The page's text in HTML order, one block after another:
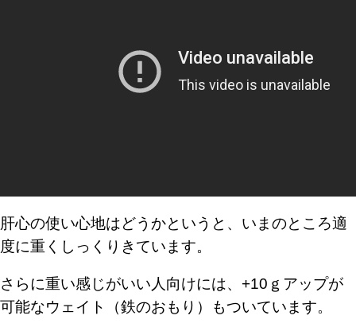
肝心の使い心地はどうかというと、いまのところ適
度に重くしっくりきています。
さらに重い感じがいい人向けには、+10ｇアップが
可能なウェイト（鉄のおもり）もついています。